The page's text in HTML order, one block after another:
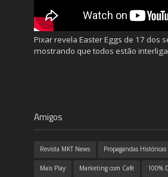
Pixar revela Easter Eggs de 17 dos
mostrando que todos estão
Amigos
Revista MKT News Propagandas Históricas
Mais Play Marketing com Café 100%